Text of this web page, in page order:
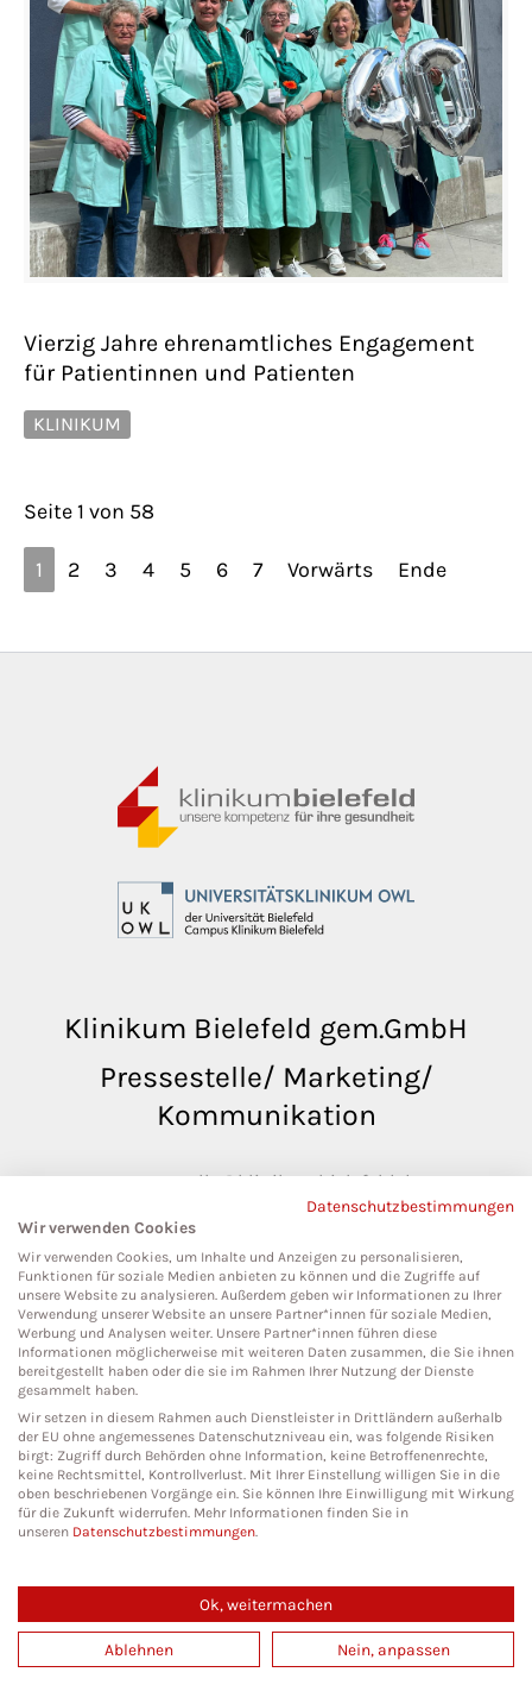
Vierzig Jahre ehrenamtliches Engagement
für Patientinnen und Patienten
KLINIKUM
Seite 1 von 58
1 2 3 4 5 6 7 Vorwärts Ende
Klinikum Bielefeld gem.GmbH
Pressestelle/ Marketing/
Kommunikation
pressestelle@klinikumbielefeld.de
Teutoburger Str. 50
33604 Bielefeld
Social Media
Copyright 2026. All Rights Reserved.
Impressum
Datenschutz Cookies
Datenschutzbestimmungen
Wir verwenden Cookies
Wir verwenden Cookies, um Inhalte und Anzeigen zu personalisieren,
Funktionen für soziale Medien anbieten zu können und die Zugriffe auf
unsere Website zu analysieren. Außerdem geben wir Informationen zu Ihrer
Verwendung unserer Website an unsere Partner*innen für soziale Medien,
Werbung und Analysen weiter. Unsere Partner*innen führen diese
Informationen möglicherweise mit weiteren Daten zusammen, die Sie ihnen
bereitgestellt haben oder die sie im Rahmen Ihrer Nutzung der Dienste
gesammelt haben.
Wir setzen in diesem Rahmen auch Dienstleister in Drittländern außerhalb
der EU ohne angemessenes Datenschutzniveau ein, was folgende Risiken
birgt: Zugriff durch Behörden ohne Information, keine Betroffenenrechte,
keine Rechtsmittel, Kontrollverlust. Mit Ihrer Einstellung willigen Sie in die
oben beschriebenen Vorgänge ein. Sie können Ihre Einwilligung mit Wirkung
für die Zukunft widerrufen. Mehr Informationen finden Sie in
unseren Datenschutzbestimmungen.
Ok, weitermachen
Ablehnen Nein, anpassen